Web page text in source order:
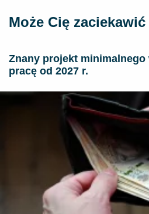
Może Cię zaciekawić
Znany projekt minimalnego
pracę od 2027 r.